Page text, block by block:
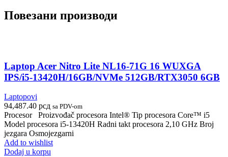
Повезани производи
Laptop Acer Nitro Lite NL16-71G 16 WUXGA
IPS/i5-13420H/16GB/NVMe 512GB/RTX3050 6GB
Laptopovi
94,487.40 рсд sa PDV-om
Procesor Proizvođač procesora Intel® Tip procesora Core™ i5
Model procesora i5-13420H Radni takt procesora 2,10 GHz Broj
jezgara Osmоjezgarni
Add to wishlist
Dodaj u korpu